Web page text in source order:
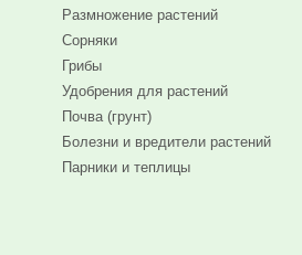
Размножение растений
Сорняки
Грибы
Удобрения для растений
Почва (грунт)
Болезни и вредители растений
Парники и теплицы